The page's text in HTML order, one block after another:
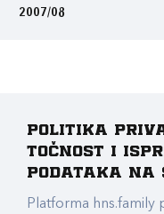
2007/08
Politika
točnost i
podataka na
Platforma hns.family